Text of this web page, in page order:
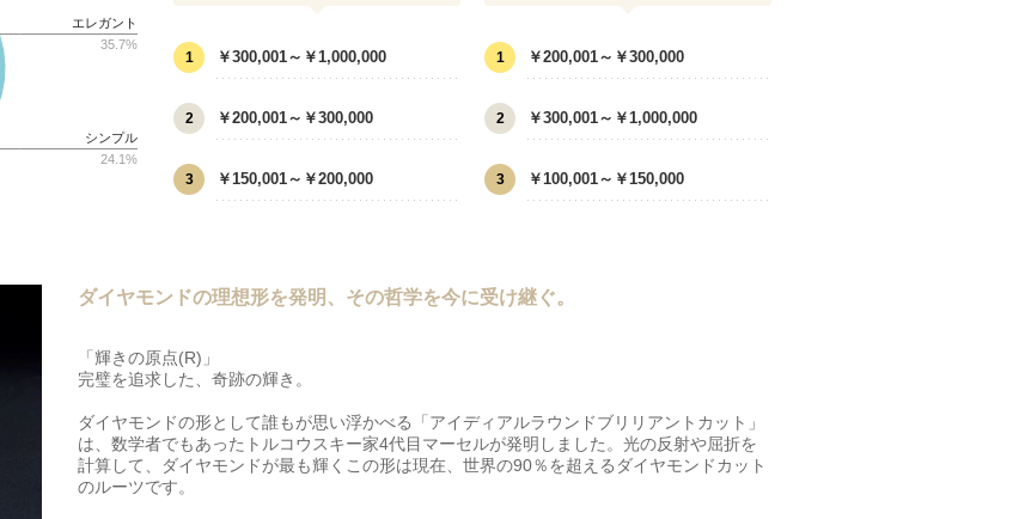
エレガント
35.7%
シンプル
24.1%
1 ￥300,001～￥1,000,000
2 ￥200,001～￥300,000
3 ￥150,001～￥200,000
1 ￥200,001～￥300,000
2 ￥300,001～￥1,000,000
3 ￥100,001～￥150,000
ダイヤモンドの理想形を発明、その哲学を今に受け継ぐ。
「輝きの原点(R)」
完璧を追求した、奇跡の輝き。
ダイヤモンドの形として誰もが思い浮かべる「アイディアルラウンドブリリアントカット」
は、数学者でもあったトルコウスキー家4代目マーセルが発明しました。光の反射や屈折を
計算して、ダイヤモンドが最も輝くこの形は現在、世界の90％を超えるダイヤモンドカット
のルーツです。